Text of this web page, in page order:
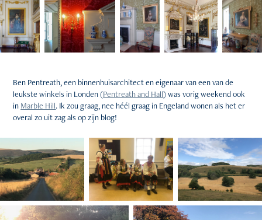
Ben Pentreath, een binnenhuisarchitect en eigenaar van een van de
leukste winkels in Londen (Pentreath and Hall) was vorig weekend ook
in Marble Hill. Ik zou graag, nee héél graag in Engeland wonen als het er
overal zo uit zag als op zijn blog!